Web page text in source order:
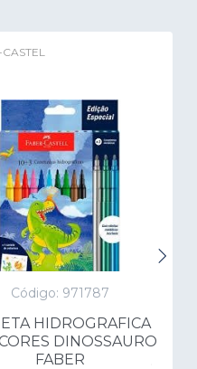
Código: 971787
HIDROGRAFICA
DINOSSAURO
FABER